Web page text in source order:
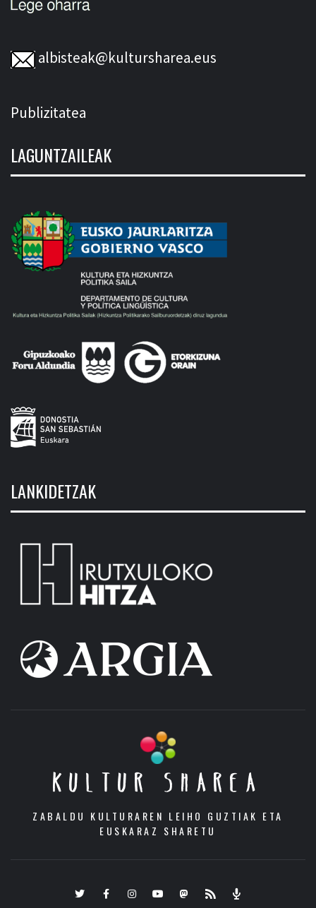
albisteak@kultursharea.eus
Publizitatea
LAGUNTZAILEAK
LANKIDETZAK
KULTUR SHAREA
ZABALDU KULTURAREN LEIHO GUZTIAK ETA
EUSKARAZ SHARETU
TwitterFacebookInstagramYoutubeMastodon.eus
RSS Podcast